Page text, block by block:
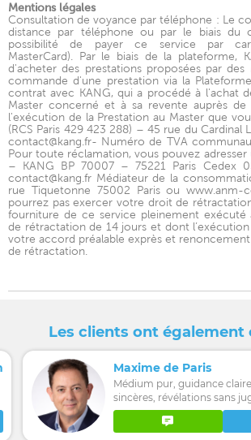
Mentions légales
Consultation de voyance par téléphone : Le
distance par téléphone ou par le biais du
possibilité de payer ce service par
MasterCard). Par le biais de la plateforme,
d'acheter des prestations proposées par des
commande d'une prestation via la
contrat avec KANG, qui a procédé à l'achat
Master concerné et à sa revente auprès de
l'exécution de la Prestation au Master que
(RCS Paris 429 423 288) – 45 rue du Cardinal
contact@kang.fr- Numéro de TVA
Pour toute réclamation, vous pouvez adresser
– KANG BP 70007 – 75221 Paris Cedex
contact@kang.fr Médiateur de la
rue Tiquetonne 75002 Paris ou www.anm-
pourrez pas exercer votre droit de
fourniture de ce service pleinement exécuté
de rétractation de 14 jours et dont
votre accord préalable exprès et
de rétractation.
Les clients ont également
Maxime de Paris
Médium pur, guidance
sincères, révélations sans